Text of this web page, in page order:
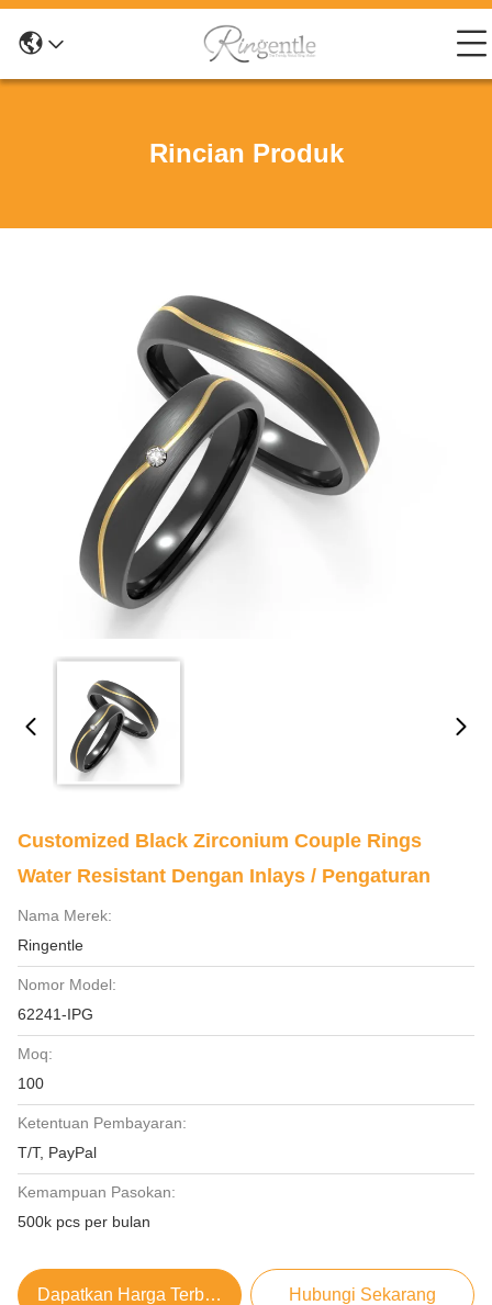
Rincian Produk
Customized Black Zirconium Couple Rings
Water Resistant Dengan Inlays / Pengaturan
Nama Merek:
Ringentle
Nomor Model:
62241-IPG
Moq:
100
Ketentuan Pembayaran:
T/T, PayPal
Kemampuan Pasokan:
500k pcs per bulan
Dapatkan Harga Terbaik Hubungi Sekarang